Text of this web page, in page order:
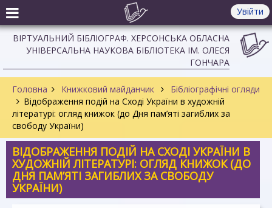
Увійти
ВІРТУАЛЬНИЙ БІБЛІОГРАФ. ХЕРСОНСЬКА ОБЛАСНА
УНІВЕРСАЛЬНА НАУКОВА БІБЛІОТЕКА ІМ. ОЛЕСЯ
ГОНЧАРА
Головна Книжковий майданчик
Бібліографічні огляди
Відображення подій на Сході України в художній
літературі: огляд книжок (до Дня пам’яті загиблих за
свободу України)
ВІДОБРАЖЕННЯ ПОДІЙ НА СХОДІ УКРАЇНИ В
ХУДОЖНІЙ ЛІТЕРАТУРІ: ОГЛЯД КНИЖОК (ДО
ДНЯ ПАМ’ЯТІ ЗАГИБЛИХ ЗА СВОБОДУ
УКРАЇНИ)